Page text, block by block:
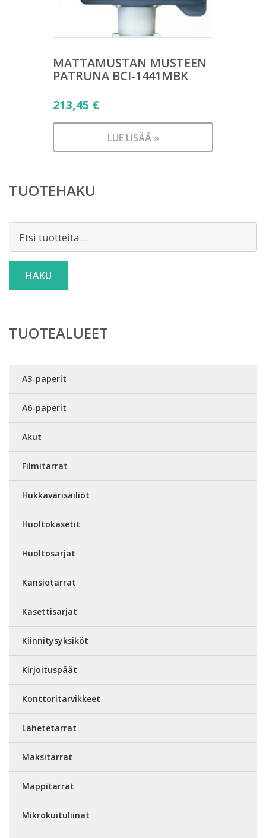
MATTAMUSTAN MUSTEEN
PATRUNA BCI-1441MBK
213,45 €
LUE LISÄÄ »
TUOTEHAKU
HAKU
TUOTEALUEET
A3-paperit
A6-paperit
Akut
Filmitarrat
Hukkavärisäiliöt
Huoltokasetit
Huoltosarjat
Kansiotarrat
Kasettisarjat
Kiinnitysyksiköt
Kirjoituspäät
Konttoritarvikkeet
Lähetetarrat
Maksitarrat
Mappitarrat
Mikrokuituliinat